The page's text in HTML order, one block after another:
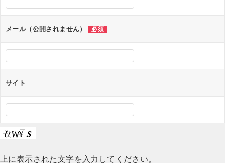
シ
ョ
メール（公開されません） 必須
サイト
上に表示された文字を入力してください。